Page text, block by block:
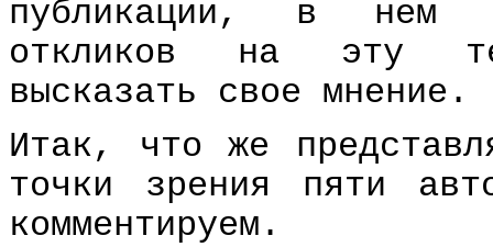
публикации, в нем
откликов на эту
высказать свое мнение.
Итак, что же
точки зрения пяти
комментируем.